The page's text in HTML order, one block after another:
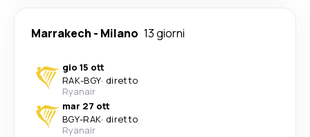
Marrakech - Milano 13 giorni
gio 15 ott
RAK-BGY· diretto
Ryanair
mar 27 ott
BGY-RAK· diretto
Ryanair